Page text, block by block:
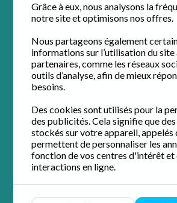
Grâce à eux, nous analysons la
notre site et optimisons nos offres.
Nous partageons également
informations sur l’utilisation du site
partenaires, comme les réseaux
outils d’analyse, afin de mieux
besoins.
Des cookies sont utilisés pour la
des publicités. Cela signifie que
stockés sur votre appareil, appelés
permettent de personnaliser les
fonction de vos centres d'intérêt et
interactions en ligne.
Jardinage à
Fresnay-le-
agence de proximité pour un
4.9 / 5 sur 57